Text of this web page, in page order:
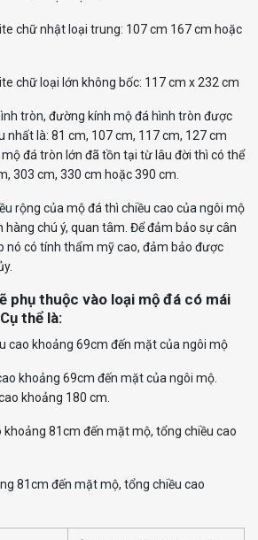
chữ nhật loại trung: 107 cm 167 cm hoặc
chữ loại lớn không bốc: 117 cm x 232 cm
tròn, đường kính mộ đá hình tròn được
nhất là: 81 cm, 107 cm, 117 cm, 127 cm
mộ đá tròn lớn đã tồn tại từ lâu đời thì có thể
303 cm, 330 cm hoặc 390 cm.
rộng của mộ đá thì chiều cao của ngôi mộ
hàng chú ý, quan tâm. Để đảm bảo sự cân
nó có tính thẩm mỹ cao, đảm bảo được
phụ thuộc vào loại mộ đá có mái
thể là:
cao khoảng 69cm đến mặt của ngôi mộ
khoảng 69cm đến mặt của ngôi mộ.
khoảng 180 cm.
khoảng 81cm đến mặt mộ, tổng chiều cao
81cm đến mặt mộ, tổng chiều cao